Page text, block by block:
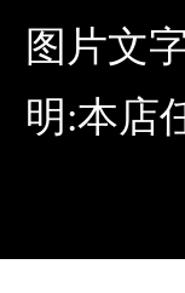
图片文
明:本店